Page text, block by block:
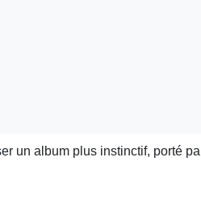
un album plus instinctif, porté